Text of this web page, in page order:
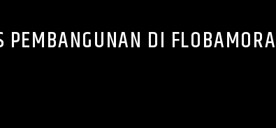
PEMBANGUNAN DI